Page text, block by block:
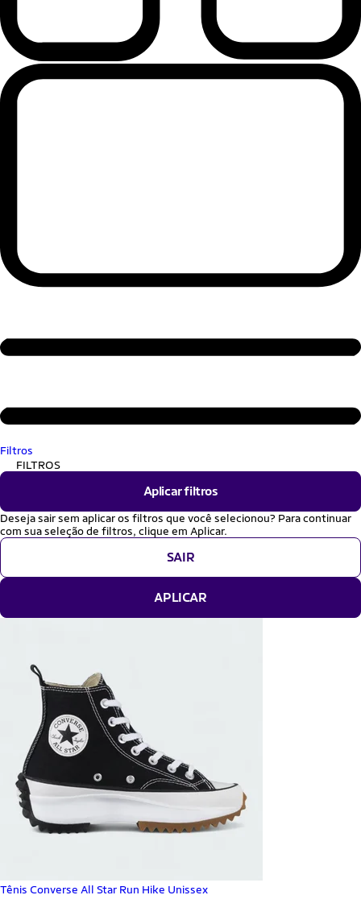
Filtros
FILTROS
Aplicar filtros
Deseja sair sem aplicar os filtros que você selecionou? Para continuar
com sua seleção de filtros, clique em Aplicar.
SAIR
APLICAR
Tênis Converse All Star Run Hike Unissex